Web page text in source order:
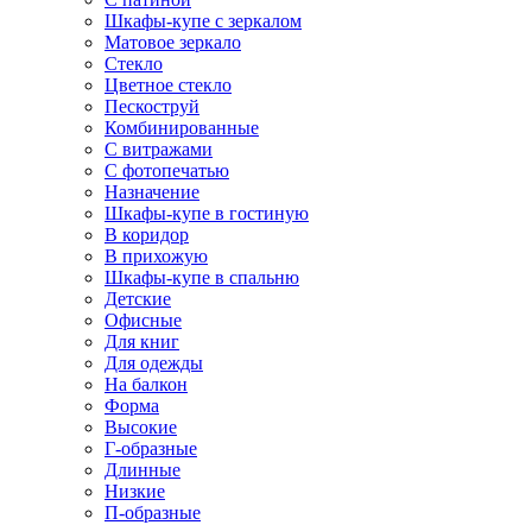
Шкафы-купе с зеркалом
Матовое зеркало
Стекло
Цветное стекло
Пескоструй
Комбинированные
С витражами
С фотопечатью
Назначение
Шкафы-купе в гостиную
В коридор
В прихожую
Шкафы-купе в спальню
Детские
Офисные
Для книг
Для одежды
На балкон
Форма
Высокие
Г-образные
Длинные
Низкие
П-образные